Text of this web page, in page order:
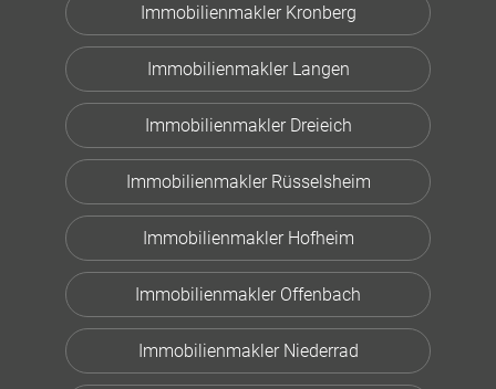
Immobilienmakler Kronberg
Immobilienmakler Langen
Immobilienmakler Dreieich
Immobilienmakler Rüsselsheim
Immobilienmakler Hofheim
Immobilienmakler Offenbach
Immobilienmakler Niederrad